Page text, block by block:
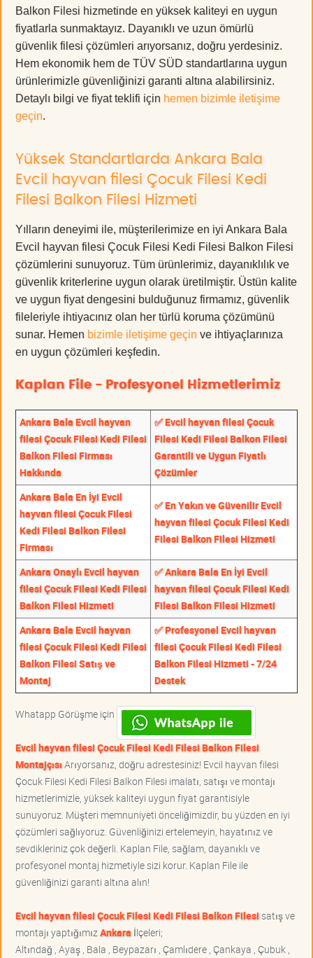
Balkon Filesi hizmetinde en yüksek kaliteyi en uygun
fiyatlarla sunmaktayız. Dayanıklı ve uzun ömürlü
güvenlik filesi çözümleri arıyorsanız, doğru yerdesiniz.
Hem ekonomik hem de TÜV SÜD standartlarına uygun
ürünlerimizle güvenliğinizi garanti altına alabilirsiniz.
Detaylı bilgi ve fiyat teklifi için hemen bizimle iletişime
geçin.
Yüksek Standartlarda Ankara Bala
Evcil hayvan filesi Çocuk Filesi Kedi
Filesi Balkon Filesi Hizmeti
Yılların deneyimi ile, müşterilerimize en iyi Ankara Bala
Evcil hayvan filesi Çocuk Filesi Kedi Filesi Balkon Filesi
çözümlerini sunuyoruz. Tüm ürünlerimiz, dayanıklılık ve
güvenlik kriterlerine uygun olarak üretilmiştir. Üstün kalite
ve uygun fiyat dengesini bulduğunuz firmamız, güvenlik
fileleriyle ihtiyacınız olan her türlü koruma çözümünü
sunar. Hemen bizimle iletişime geçin ve ihtiyaçlarınıza
en uygun çözümleri keşfedin.
Kaplan File - Profesyonel Hizmetlerimiz
Ankara Bala Evcil hayvan
filesi Çocuk Filesi Kedi Filesi
Balkon Filesi Firması
Hakkında
✅ Evcil hayvan filesi Çocuk
Filesi Kedi Filesi Balkon Filesi
Garantili ve Uygun Fiyatlı
Çözümler
Ankara Bala En İyi Evcil
hayvan filesi Çocuk Filesi
Kedi Filesi Balkon Filesi
Firması
✅ En Yakın ve Güvenilir Evcil
hayvan filesi Çocuk Filesi Kedi
Filesi Balkon Filesi Hizmeti
Ankara Onaylı Evcil hayvan
filesi Çocuk Filesi Kedi Filesi
Balkon Filesi Hizmeti
✅ Ankara Bala En İyi Evcil
hayvan filesi Çocuk Filesi Kedi
Filesi Balkon Filesi Hizmeti
Ankara Bala Evcil hayvan
filesi Çocuk Filesi Kedi Filesi
Balkon Filesi Satış ve
Montaj
✅ Profesyonel Evcil hayvan
filesi Çocuk Filesi Kedi Filesi
Balkon Filesi Hizmeti - 7/24
Destek
Whatapp Görüşme için
Evcil hayvan filesi Çocuk Filesi Kedi Filesi Balkon Filesi
MontajçısıArıyorsanız, doğru adrestesiniz! Evcil hayvan filesi
Çocuk Filesi Kedi Filesi Balkon Filesi imalatı, satışı ve montajı
hizmetlerimizle, yüksek kaliteyi uygun fiyat garantisiyle
sunuyoruz. Müşteri memnuniyeti önceliğimizdir, bu yüzden en iyi
çözümleri sağlıyoruz. Güvenliğinizi ertelemeyin, hayatınız ve
sevdikleriniz çok değerli. Kaplan File, sağlam, dayanıklı ve
profesyonel montaj hizmetiyle sizi korur. Kaplan File ile
güvenliğinizi garanti altına alın!
Evcil hayvan filesi Çocuk Filesi Kedi Filesi Balkon Filesisatış ve
montajı yaptığımız Ankara İlçeleri;
Altındağ , Ayaş , Bala , Beypazarı , Çamlıdere , Çankaya , Çubuk ,